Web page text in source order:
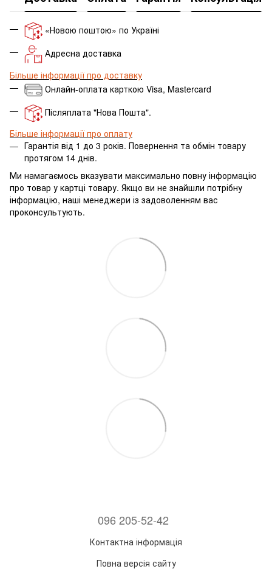
«Новою поштою» по Україні
Адресна доставка
Більше інформації про доставку
Онлайн-оплата карткою Visa, Mastercard
Післяплата "Нова Пошта".
Більше інформації про оплату
Гарантія від 1 до 3 років. Повернення та обмін товару
протягом 14 днів.
Ми намагаємось вказувати максимально повну інформацію
про товар у картці товару. Якщо ви не знайшли потрібну
інформацію, наші менеджери із задоволенням вас
проконсультують.
096 205-52-42
Контактна інформація
Повна версія сайту